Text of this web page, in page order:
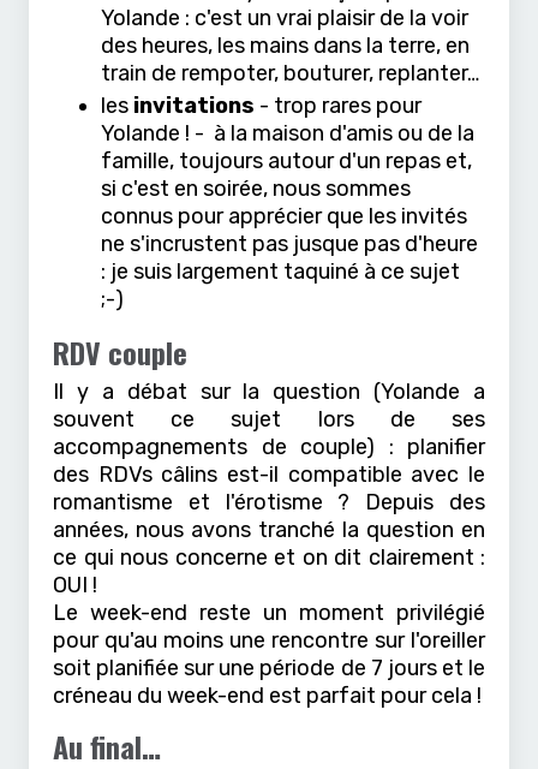
Yolande : c'est un vrai plaisir de la voir
des heures, les mains dans la terre, en
train de rempoter, bouturer, replanter…
les invitations - trop rares pour
Yolande ! - à la maison d'amis ou de la
famille, toujours autour d'un repas et,
si c'est en soirée, nous sommes
connus pour apprécier que les invités
ne s'incrustent pas jusque pas d'heure
: je suis largement taquiné à ce sujet
;-)
RDV couple
Il y a débat sur la question (Yolande a
souvent ce sujet lors de ses
accompagnements de couple) : planifier
des RDVs câlins est-il compatible avec le
romantisme et l'érotisme ? Depuis des
années, nous avons tranché la question en
ce qui nous concerne et on dit clairement :
OUI !
Le week-end reste un moment privilégié
pour qu'au moins une rencontre sur l'oreiller
soit planifiée sur une période de 7 jours et le
créneau du week-end est parfait pour cela !
Au final…